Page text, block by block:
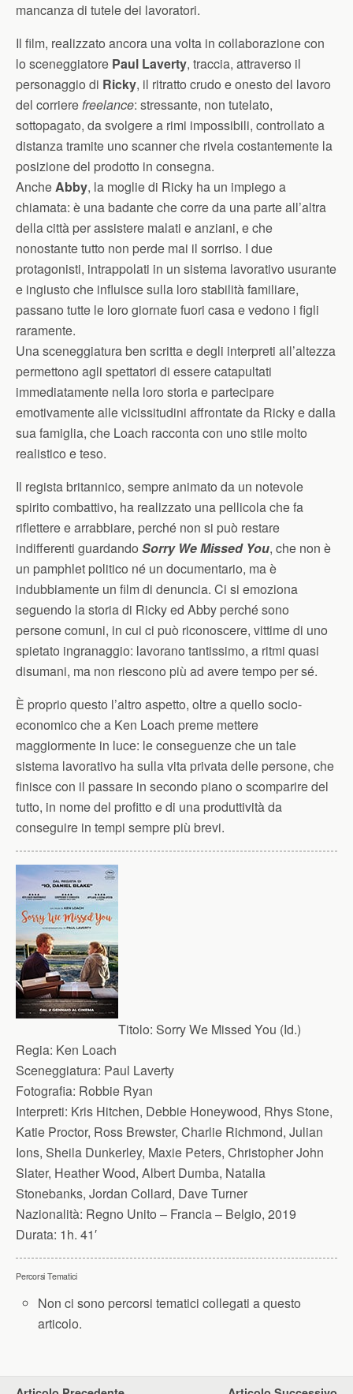
mancanza di tutele dei lavoratori.
Il film, realizzato ancora una volta in collaborazione con
lo sceneggiatore Paul Laverty, traccia, attraverso il
personaggio di Ricky, il ritratto crudo e onesto del lavoro
del corrierefreelance: stressante, non tutelato,
sottopagato, da svolgere a rimi impossibili, controllato a
distanza tramite uno scanner che rivela costantemente la
posizione del prodotto in consegna.
AncheAbby, la moglie di Ricky ha un impiego a
chiamata: è una badante che corre da una parte all’altra
della città per assistere malati e anziani, e che
nonostante tutto non perde mai il sorriso. I due
protagonisti, intrappolati in un sistema lavorativo usurante
e ingiusto che influisce sulla loro stabilità familiare,
passano tutte le loro giornate fuori casa e vedono i figli
raramente.
Una sceneggiatura ben scritta e degli interpreti all’altezza
permettono agli spettatori di essere catapultati
immediatamente nella loro storia e partecipare
emotivamente alle vicissitudini affrontate da Ricky e dalla
sua famiglia, che Loach racconta con uno stile molto
realistico e teso.
Il regista britannico, sempre animato da un notevole
spirito combattivo, ha realizzato una pellicola che fa
riflettere e arrabbiare, perché non si può restare
indifferenti guardando Sorry We Missed You, che non è
un pamphlet politico né un documentario, ma è
indubbiamente un film di denuncia. Ci si emoziona
seguendo la storia di Ricky ed Abby perché sono
persone comuni, in cui ci può riconoscere, vittime di uno
spietato ingranaggio: lavorano tantissimo, a ritmi quasi
disumani, ma non riescono più ad avere tempo per sé.
È proprio questo l’altro aspetto, oltre a quello socio-
economico che a Ken Loach preme mettere
maggiormente in luce: le conseguenze che un tale
sistema lavorativo ha sulla vita privata delle persone, che
finisce con il passare in secondo piano o scomparire del
tutto, in nome del profitto e di una produttività da
conseguire in tempi sempre più brevi.
Titolo: Sorry We Missed You (Id.)
Regia: Ken Loach
Sceneggiatura: Paul Laverty
Fotografia: Robbie Ryan
Interpreti: Kris Hitchen, Debbie Honeywood, Rhys Stone,
Katie Proctor, Ross Brewster, Charlie Richmond, Julian
Ions, Sheila Dunkerley, Maxie Peters, Christopher John
Slater, Heather Wood, Albert Dumba, Natalia
Stonebanks, Jordan Collard, Dave Turner
Nazionalità: Regno Unito – Francia – Belgio, 2019
Durata: 1h. 41′
Percorsi Tematici
Non ci sono percorsi tematici collegati a questo
articolo.